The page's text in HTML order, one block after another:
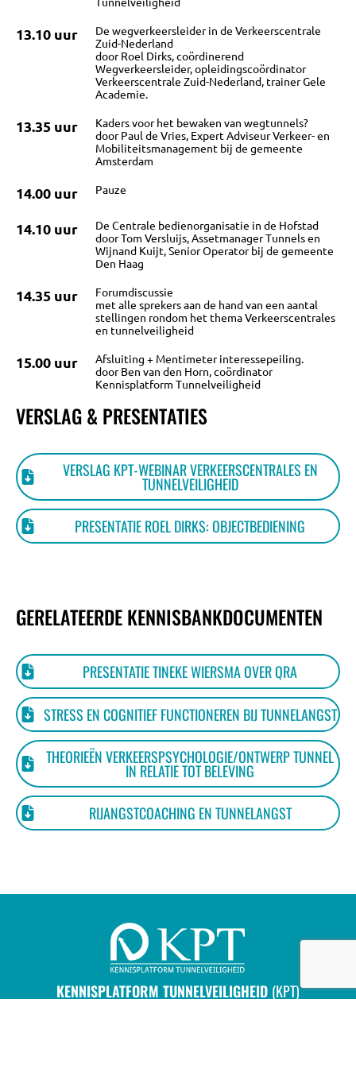
VRAGEN
CONTACT
13.10 uur
De wegverkeersleider in de Verkeerscentrale
Zuid-Nederland
door Roel Dirks, coördinerend
Wegverkeersleider, opleidingscoördinator
Verkeerscentrale Zuid-Nederland, trainer Gele
Academie.
13.35 uur
Kaders voor het bewaken van wegtunnels?
door Paul de Vries, Expert Adviseur Verkeer- en
Mobiliteitsmanagement bij de gemeente
Amsterdam
14.00 uur Pauze
14.10 uur
De Centrale bedienorganisatie in de Hofstad
door Tom Versluijs, Assetmanager Tunnels en
Wijnand Kuijt, Senior Operator bij de gemeente
Den Haag
14.35 uur
Forumdiscussie
met alle sprekers aan de hand van een aantal
stellingen rondom het thema Verkeerscentrales
en tunnelveiligheid
15.00 uur
Afsluiting + Mentimeter interessepeiling.
door Ben van den Horn, coördinator
Kennisplatform Tunnelveiligheid
VERSLAG & PRESENTATIES
VERSLAG KPT-WEBINAR VERKEERSCENTRALES EN
TUNNELVEILIGHEID
PRESENTATIE ROEL DIRKS: OBJECTBEDIENING
GERELATEERDE KENNISBANKDOCUMENTEN
PRESENTATIE TINEKE WIERSMA OVER QRA
STRESS EN COGNITIEF FUNCTIONEREN BIJ TUNNELANGST
THEORIEËN VERKEERSPSYCHOLOGIE/ONTWERP TUNNEL
IN RELATIE TOT BELEVING
RIJANGSTCOACHING EN TUNNELANGST
KENNISPLATFORM TUNNELVEILIGHEID (KPT)